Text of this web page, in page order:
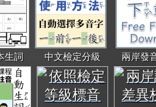
生詞 中文檢定分級 兩岸發